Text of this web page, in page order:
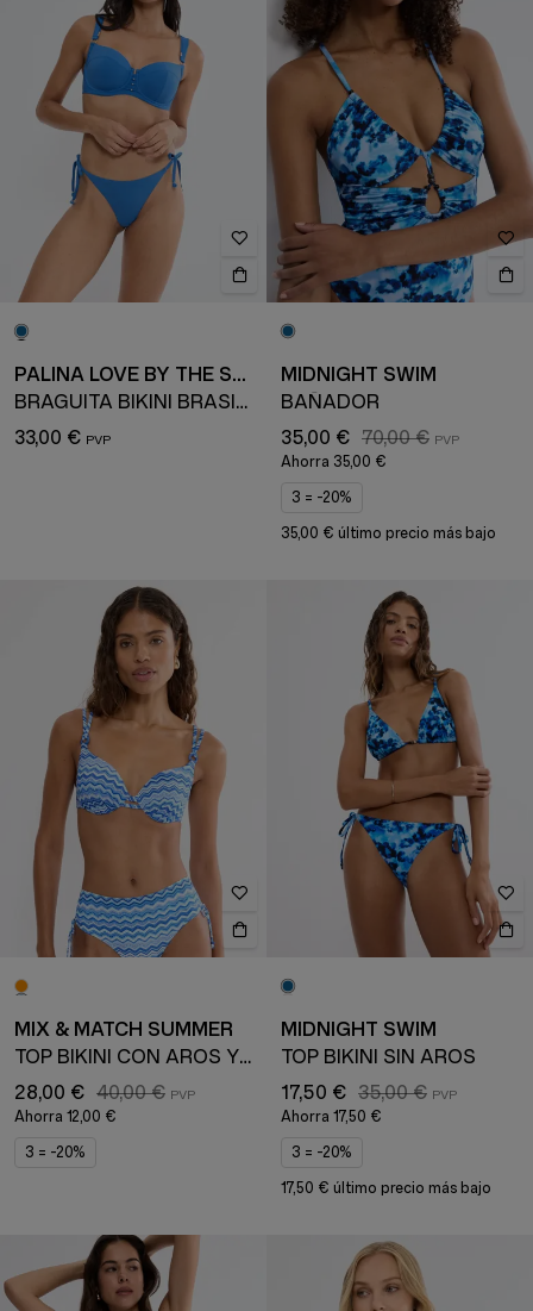
PALINA LOVE BY THE SEA
BRAGUITA BIKINI BRASILEÑA
33,00 €
MIDNIGHT SWIM
BAÑADOR
35,00 € 70,00 €
Ahorra 35,00 €
3 = -20%
35,00 € último precio más bajo
MIX & MATCH SUMMER
TOP BIKINI CON AROS Y COPAS ACOLCHADAS
28,00 € 40,00 €
Ahorra 12,00 €
3 = -20%
MIDNIGHT SWIM
TOP BIKINI SIN AROS
17,50 € 35,00 €
Ahorra 17,50 €
3 = -20%
17,50 € último precio más bajo